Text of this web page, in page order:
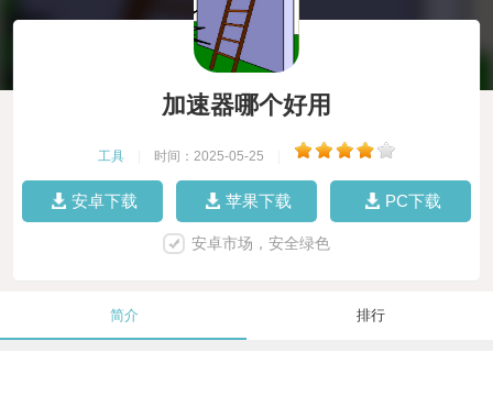
加速器哪个好用
工具 时间：2025-05-25
安卓下载 苹果下载 PC下载
安卓市场，安全绿色
简介 排行